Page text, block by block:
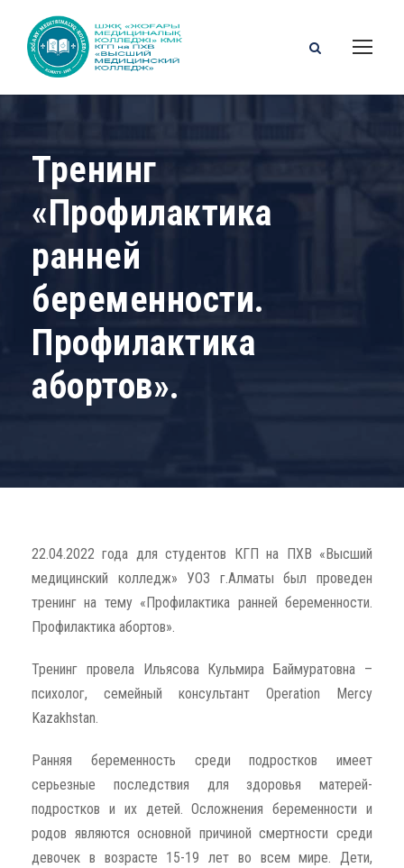
Тренинг
«Профилактика
ранней
беременности.
Профилактика
абортов».
22.04.2022 года для студентов КГП на ПХВ «Высший
медицинский колледж» УОЗ г.Алматы был проведен
тренинг на тему «Профилактика ранней беременности.
Профилактика абортов».
Тренинг провела Ильясова Кульмира Баймуратовна –
психолог, семейный консультант Operation Mercy
Kazakhstan.
Ранняя беременность среди подростков имеет
серьезные последствия для здоровья матерей-
подростков и их детей. Осложнения беременности и
родов являются основной причиной смертности среди
девочек в возрасте 15-19 лет во всем мире. Дети,